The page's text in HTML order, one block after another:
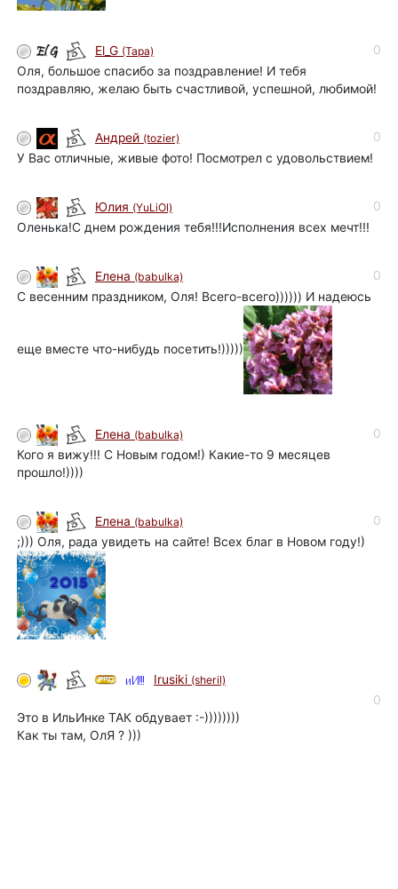
El_G (Tapa)
0
Оля, большое спасибо за поздравление! И тебя
поздравляю, желаю быть счастливой, успешной, любимой!
Андрей (tozier)
0
У Вас отличные, живые фото! Посмотрел с удовольствием!
Юлия (YuLiOl)
0
Оленька!С днем рождения тебя!!!Исполнения всех мечт!!!
Елена (babulka)
0
С весенним праздником, Оля! Всего-всего)))))) И надеюсь
еще вместе что-нибудь посетить!)))))
Елена (babulka)
0
Кого я вижу!!! С Новым годом!) Какие-то 9 месяцев
прошло!))))
Елена (babulka)
0
;))) Оля, рада увидеть на сайте! Всех благ в Новом году!)
Irusiki (sheril)
0
Это в ИльИнке ТАК обдувает :-))))))))
Как ты там, ОлЯ ? )))